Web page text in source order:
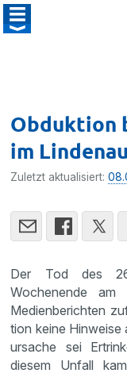
Obduktion
im
Zuletzt aktualisiert:
Der Tod des 26-
Wochen­ende
Medien­be­richten
tion keine
ur­sache sei
diesem Unfall